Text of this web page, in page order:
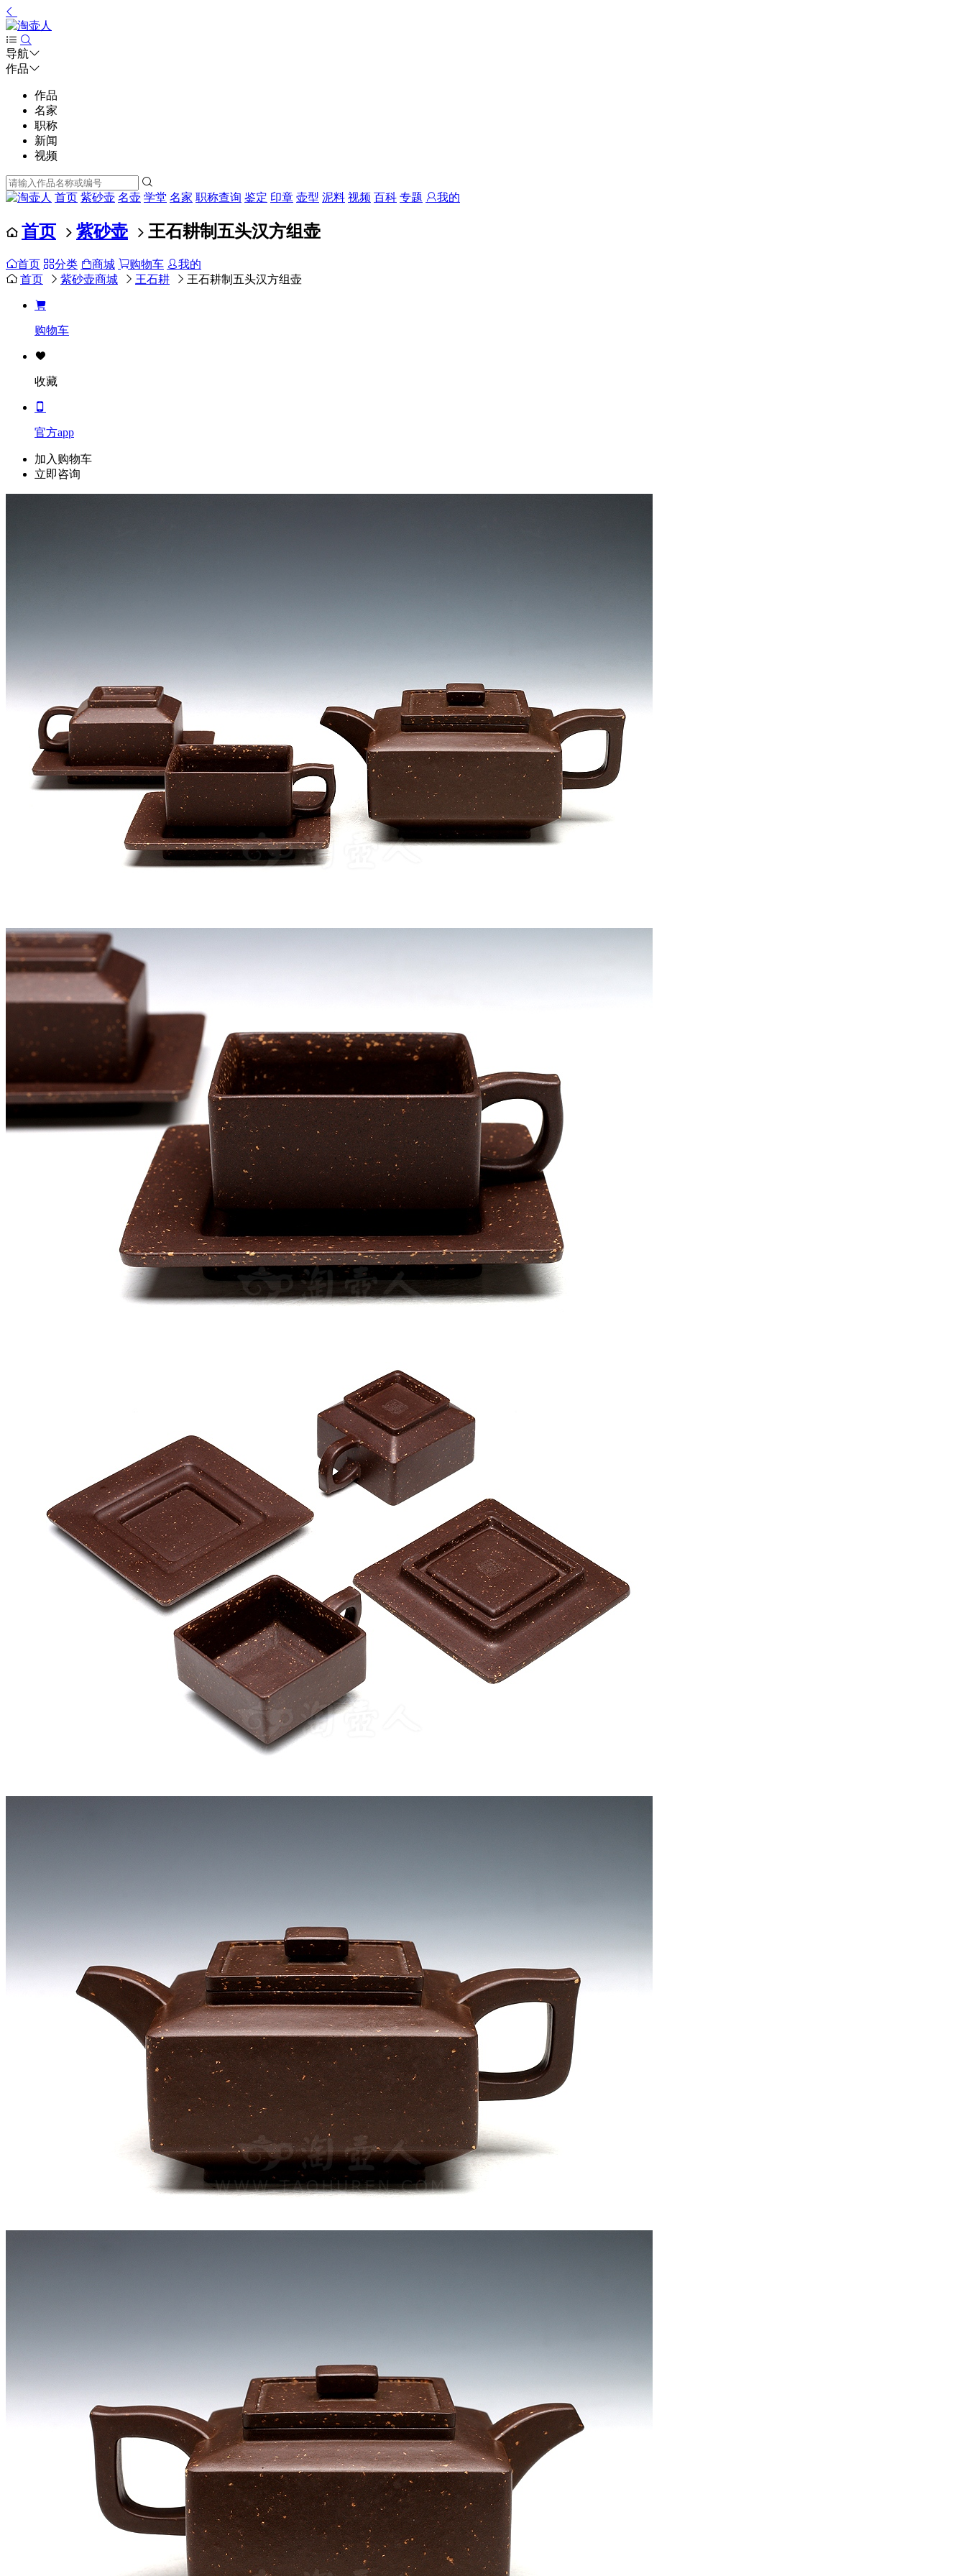
导航
作品
作品
名家
职称
新闻
视频
首页 紫砂壶 名壶 学堂 名家 职称查询 鉴定 印章 壶型 泥料 视频 百科 专题 我的
首页 紫砂壶 王石耕制五头汉方组壶
首页 分类 商城 购物车
我的
首页
紫砂壶商城 王石耕 王石耕制五头汉方组壶
购物车
收藏
官方app
加入购物车
立即咨询